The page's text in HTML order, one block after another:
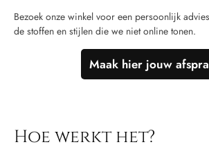
Bezoek onze winkel voor een persoonlijk
de stoffen en stijlen die we niet online tonen.
Maak hier jouw
Hoe werkt het?